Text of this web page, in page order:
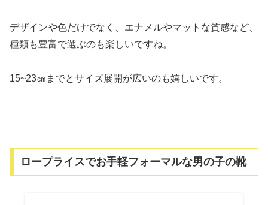
デザインや色だけでなく、エナメルやマットな質感など、
種類も豊富で選ぶのも楽しいですね。
15~23㎝までとサイズ展開が広いのも嬉しいです。
ロープライスでお手軽フォーマルな男の子の靴